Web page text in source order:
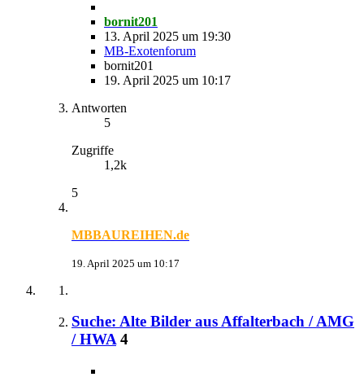
bornit201
13. April 2025 um 19:30
MB-Exotenforum
bornit201
19. April 2025 um 10:17
Antworten
5
Zugriffe
1,2k
5
MBBAUREIHEN.de
19. April 2025 um 10:17
Suche: Alte Bilder aus Affalterbach / AMG
/ HWA 4